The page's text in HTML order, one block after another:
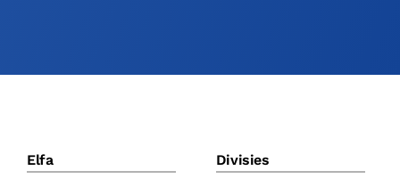
Elfa Divisies